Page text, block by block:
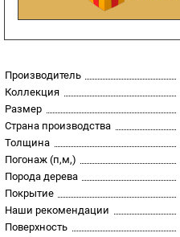
Производитель
Коллекция
Размер
Страна производства
Толщина
Погонаж (п,м,)
Порода дерева
Покрытие
Наши рекомендации
Поверхность